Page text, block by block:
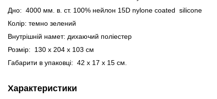
Дно: 4000 мм. в. ст. 100% нейлон 15D nylone coated silicone
Колір: темно зелений
Внутрішній намет: дихаючий поліестер
Розмір: 130 х 204 х 103 см
Габарити в упаковці: 42 х 17 х 15 см.
Характеристики